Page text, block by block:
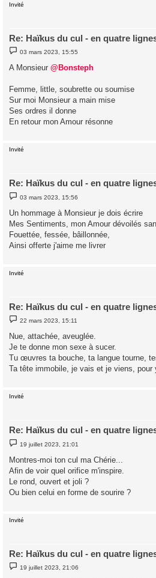
Invité
Re: Haïkus du cul - en quatre
M
e
s
s
e
03 mars 2023, 15:55
A Monsieur @Bonsteph
Femme, little, soubrette ou soumise
Sur moi Monsieur a main mise
Ses ordres il donne
En retour mon Amour résonne
Invité
Re: Haïkus du cul - en quatre
M
e
s
a
e
03 mars 2023, 15:56
Un hommage à Monsieur je dois écrire
Mes Sentiments, mon Amour dévoilés
Fouettée, fessée, bâillonnée,
Ainsi offerte j'aime me livrer
Invité
Re: Haïkus du cul - en quatre
M
e
s
a
e
22 mars 2023, 15:11
Nue, attachée, aveuglée.
Je te donne mon sexe à sucer.
Tu œuvres ta bouche, ta langue tourne,
Ta tête immobile, je vais et je viens, pour
Invité
Re: Haïkus du cul - en quatre
M
e
s
a
e
19 juillet 2023, 21:01
Montres-moi ton cul ma Chérie...
Afin de voir quel orifice m'inspire.
Le rond, ouvert et joli ?
Ou bien celui en forme de sourire ?
Invité
Re: Haïkus du cul - en quatre
M
e
19 juillet 2023, 21:06